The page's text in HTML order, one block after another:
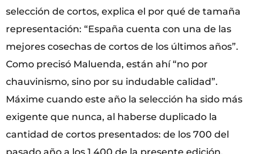
selección de cortos, explica el por qué de tamaña
representación: “España cuenta con una de las
mejores cosechas de cortos de los últimos años”.
Como precisó Maluenda, están ahí “no por
chauvinismo, sino por su indudable calidad”.
Máxime cuando este año la selección ha sido más
exigente que nunca, al haberse duplicado la
cantidad de cortos presentados: de los 700 del
pasado año a los 1.400 de la presente edición.